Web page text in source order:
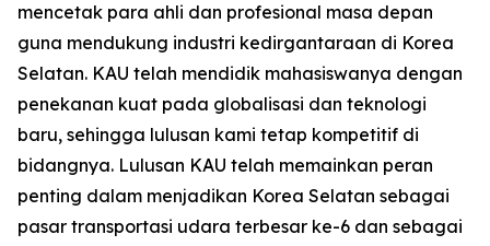
mencetak para ahli dan profesional masa depan
guna mendukung industri kedirgantaraan di Korea
Selatan. KAU telah mendidik mahasiswanya dengan
penekanan kuat pada globalisasi dan teknologi
baru, sehingga lulusan kami tetap kompetitif di
bidangnya. Lulusan KAU telah memainkan peran
penting dalam menjadikan Korea Selatan sebagai
pasar transportasi udara terbesar ke-6 dan sebagai